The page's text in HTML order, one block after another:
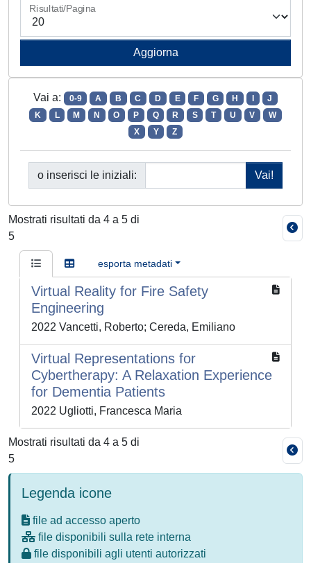
Risultati/Pagina
Vai a: 0-9 A B C D E F G H
J
K
L M N O P Q R S T U V
W
X
Y Z
o inserisci le iniziali:
Mostrati risultati da 4 a 5 di
5
esporta metadati
Virtual Reality for Fire Safety
Engineering
2022 Vancetti, Roberto; Cereda, Emiliano
Virtual Representations for
Cybertherapy: A Relaxation Experience
for Dementia Patients
2022 Ugliotti, Francesca Maria
Mostrati risultati da 4 a 5 di
5
Legenda icone
file ad accesso aperto
file disponibili sulla rete interna
file disponibili agli utenti autorizzati